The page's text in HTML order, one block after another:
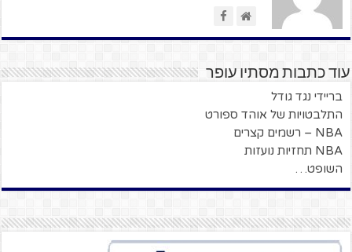
עוד כתבות מסתיו עופר
בריידי נגד גודל
התלבטויות של אוהד ספורט
NBA – רשמים קצרים
NBA תחזיות נועזות
השופט…